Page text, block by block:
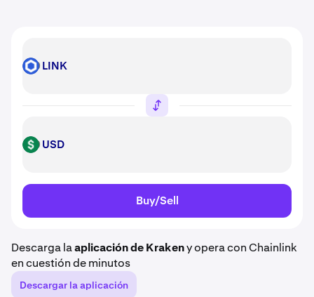
LINK LINK
USD USD
Buy/Sell
Descarga laaplicación de Krakeny opera con Chainlink
en cuestión de minutos
Descargar la aplicación